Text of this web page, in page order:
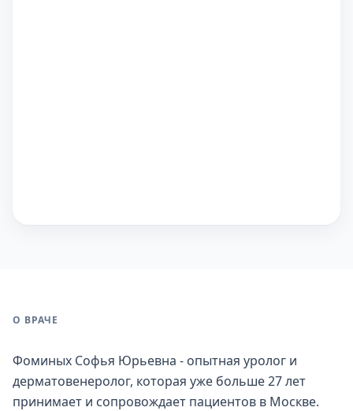
О ВРАЧЕ
Фоминых Софья Юрьевна - опытная уролог и
дерматовенеролог, которая уже больше 27 лет
принимает и сопровождает пациентов в Москве.